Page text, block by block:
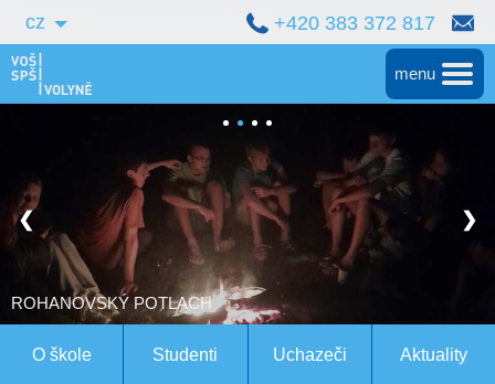
cz +420 383 372 817
menu
Hlavní
Střední škola
Vyšší škola
Bakalářské studium
Magisterské studium Bern
ROHANOVSKÝ POTLACH
❮ ❯
O škole Studenti Uchazeči Aktuality